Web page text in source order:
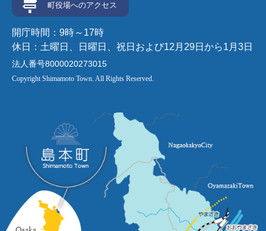
町役場へのアクセス
開庁時間：9時～17時
休日：土曜日、日曜日、祝日および12月29日から1月3日
法人番号8000020273015
Copyright Shimamoto Town. All Rights Reserved.